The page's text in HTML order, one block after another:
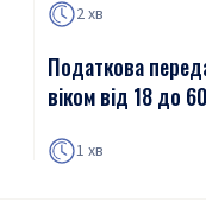
2 хв
Податкова
віком від 18 до
1 хв